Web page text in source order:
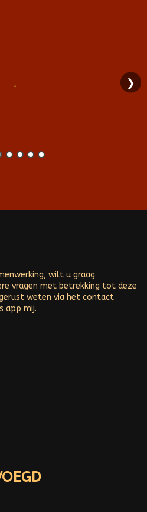
❯
wilt u graag
vragen met betrekking tot deze
weten via het contact
app mij.